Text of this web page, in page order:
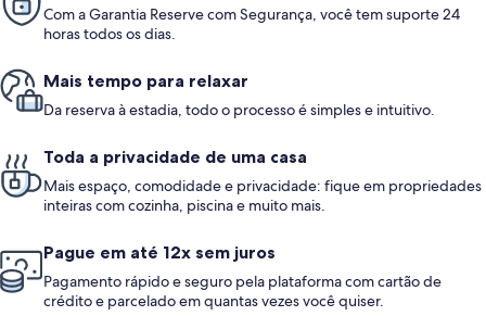
Com a Garantia Reserve com Segurança, você tem suporte 24
horas todos os dias.
Mais tempo para relaxar
Da reserva à estadia, todo o processo é simples e intuitivo.
Toda a privacidade de uma casa
Mais espaço, comodidade e privacidade: fique em propriedades
inteiras com cozinha, piscina e muito mais.
Pague em até 12x sem juros
Pagamento rápido e seguro pela plataforma com cartão de
crédito e parcelado em quantas vezes você quiser.